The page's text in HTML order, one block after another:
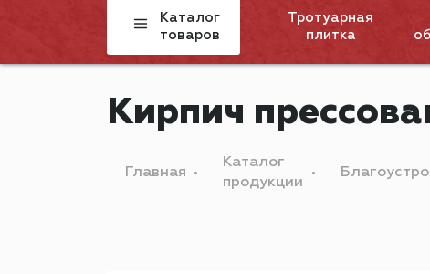
Каталог
товаров
Тротуарная
плитка
Кирпич
Главная
Каталог
продукции